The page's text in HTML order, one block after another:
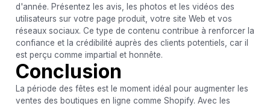
d'année. Présentez les avis, les photos et les vidéos des
utilisateurs sur votre page produit, votre site Web et vos
réseaux sociaux. Ce type de contenu contribue à renforcer la
confiance et la crédibilité auprès des clients potentiels, car il
est perçu comme impartial et honnête.
Conclusion
La période des fêtes est le moment idéal pour augmenter les
ventes des boutiques en ligne comme Shopify. Avec les